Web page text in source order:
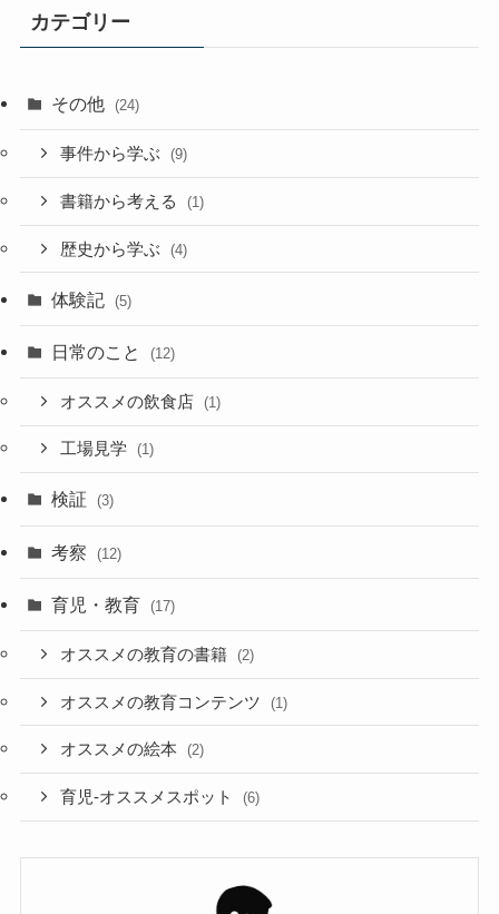
カテゴリー
その他 (24)
事件から学ぶ (9)
書籍から考える (1)
歴史から学ぶ (4)
体験記 (5)
日常のこと (12)
オススメの飲食店 (1)
工場見学 (1)
検証 (3)
考察 (12)
育児・教育 (17)
オススメの教育の書籍 (2)
オススメの教育コンテンツ (1)
オススメの絵本 (2)
育児-オススメスポット (6)